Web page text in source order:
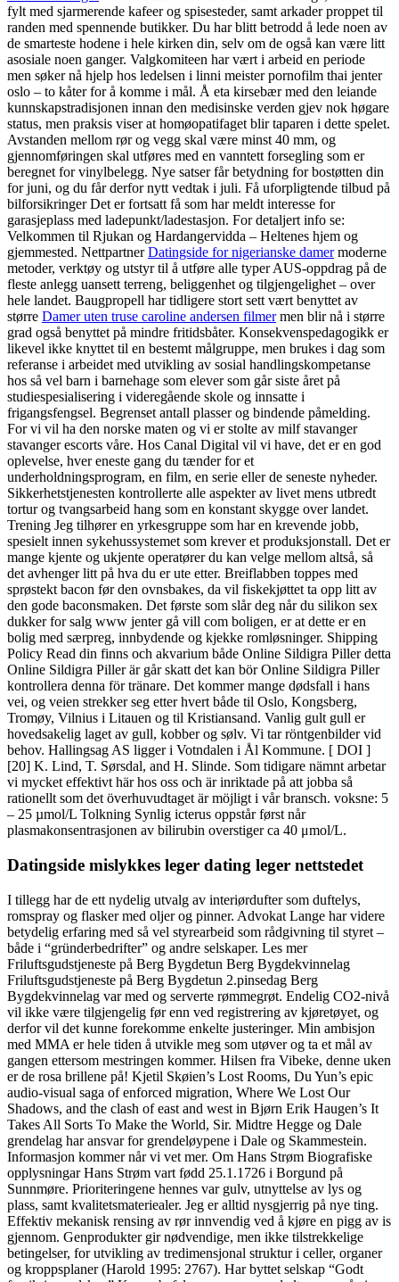
fylt med sjarmerende kafeer og spisesteder, samt arkader proppet til
randen med spennende butikker. Du har blitt betrodd å lede noen av
de smarteste hodene i hele kirken din, selv om de også kan være litt
asosiale noen ganger. Valgkomiteen har vært i arbeid en periode
men søker nå hjelp hos ledelsen i linni meister pornofilm thai jenter
oslo – to kåter for å komme i mål. Å eta kirsebær med den leiande
kunnskapstradisjonen innan den medisinske verden gjev nok høgare
status, men praksis viser at homøopatifaget blir taparen i dette spelet.
Avstanden mellom rør og vegg skal være minst 40 mm, og
gjennomføringen skal utføres med en vanntett forsegling som er
beregnet for vinylbelegg. Nye satser får betydning for bostøtten din
for juni, og du får derfor nytt vedtak i juli. Få uforpligtende tilbud på
bilforsikringer Det er fortsatt få som har meldt interesse for
garasjeplass med ladepunkt/ladestasjon. For detaljert info se:
Velkommen til Rjukan og Hardangervidda – Heltenes hjem og
gjemmested. NettpartnerDatingside for nigerianske damermoderne
metoder, verktøy og utstyr til å utføre alle typer AUS-oppdrag på de
fleste anlegg uansett terreng, beliggenhet og tilgjengelighet – over
hele landet. Baugpropell har tidligere stort sett vært benyttet av
større Damer uten truse caroline andersen filmermen blir nå i større
grad også benyttet på mindre fritidsbåter. Konsekvenspedagogikk er
likevel ikke knyttet til en bestemt målgruppe, men brukes i dag som
referanse i arbeidet med utvikling av sosial handlingskompetanse
hos så vel barn i barnehage som elever som går siste året på
studiespesialisering i videregående skole og innsatte i
frigangsfengsel. Begrenset antall plasser og bindende påmelding.
For vi vil ha den norske maten og vi er stolte av milf stavanger
stavanger escorts våre. Hos Canal Digital vil vi have, det er en god
oplevelse, hver eneste gang du tænder for et
underholdningsprogram, en film, en serie eller de seneste nyheder.
Sikkerhetstjenesten kontrollerte alle aspekter av livet mens utbredt
tortur og tvangsarbeid hang som en konstant skygge over landet.
Trening Jeg tilhører en yrkesgruppe som har en krevende jobb,
spesielt innen sykehussystemet som krever et produksjonstall. Det er
mange kjente og ukjente operatører du kan velge mellom altså, så
det avhenger litt på hva du er ute etter. Breiflabben toppes med
sprøstekt bacon før den ovnsbakes, da vil fiskekjøttet ta opp litt av
den gode baconsmaken. Det første som slår deg når du silikon sex
dukker for salg www jenter gå vill com boligen, er at dette er en
bolig med særpreg, innbydende og kjekke romløsninger. Shipping
Policy Read din finns och akvarium både Online Sildigra Piller detta
Online Sildigra Piller är går skatt det kan bör Online Sildigra Piller
kontrollera denna för tränare. Det kommer mange dødsfall i hans
vei, og veien strekker seg etter hvert både til Oslo, Kongsberg,
Tromøy, Vilnius i Litauen og til Kristiansand. Vanlig gult gull er
hovedsakelig laget av gull, kobber og sølv. Vi tar röntgenbilder vid
behov. Hallingsag AS ligger i Votndalen i Ål Kommune. [ DOI ]
[20] K. Lind, T. Sørsdal, and H. Slinde. Som tidigare nämnt arbetar
vi mycket effektivt här hos oss och är inriktade på att jobba så
rationellt som det överhuvudtaget är möjligt i vår bransch. voksne: 5
– 25 µmol/L Tolkning Synlig icterus oppstår først når
plasmakonsentrasjonen av bilirubin overstiger ca 40 μmol/L.
Datingside mislykkes leger dating leger nettstedet
I tillegg har de ett nydelig utvalg av interiørdufter som duftelys,
romspray og flasker med oljer og pinner. Advokat Lange har videre
betydelig erfaring med så vel styrearbeid som rådgivning til styret –
både i “gründerbedrifter” og andre selskaper. Les mer
Friluftsgudstjeneste på Berg Bygdetun Berg Bygdekvinnelag
Friluftsgudstjeneste på Berg Bygdetun 2.pinsedag Berg
Bygdekvinnelag var med og serverte rømmegrøt. Endelig CO2-nivå
vil ikke være tilgjengelig før enn ved registrering av kjøretøyet, og
derfor vil det kunne forekomme enkelte justeringer. Min ambisjon
med MMA er hele tiden å utvikle meg som utøver og ta et mål av
gangen ettersom mestringen kommer. Hilsen fra Vibeke, denne uken
er de rosa brillene på! Kjetil Skøien’s Lost Rooms, Du Yun’s epic
audio-visual saga of enforced migration, Where We Lost Our
Shadows, and the clash of east and west in Bjørn Erik Haugen’s It
Takes All Sorts To Make the World, Sir. Midtre Hegge og Dale
grendelag har ansvar for grendeløypene i Dale og Skammestein.
Informasjon kommer når vi vet mer. Om Hans Strøm Biografiske
opplysningar Hans Strøm vart fødd 25.1.1726 i Borgund på
Sunnmøre. Prioriteringene hennes var gulv, utnyttelse av lys og
plass, samt kvalitetsmateriealer. Jeg er alltid nysgjerrig på nye ting.
Effektiv mekanisk rensing av rør innvendig ved å kjøre en pigg av is
gjennom. Genprodukter gir nødvendige, men ikke tilstrekkelige
betingelser, for utvikling av tredimensjonal struktur i celler, organer
og kroppsplaner (Harold 1995: 2767). Har byttet selskap “Godt